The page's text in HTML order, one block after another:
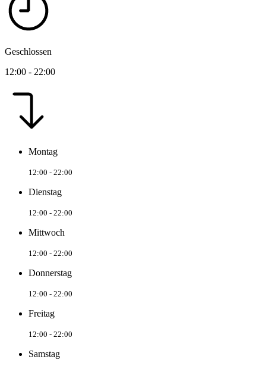
Geschlossen
12:00 - 22:00
Montag
12:00 - 22:00
Dienstag
12:00 - 22:00
Mittwoch
12:00 - 22:00
Donnerstag
12:00 - 22:00
Freitag
12:00 - 22:00
Samstag